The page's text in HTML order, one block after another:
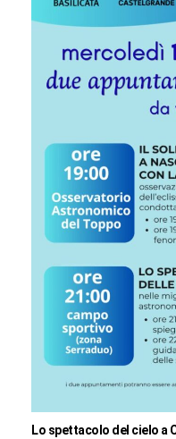
Lo spettacolo del cielo a